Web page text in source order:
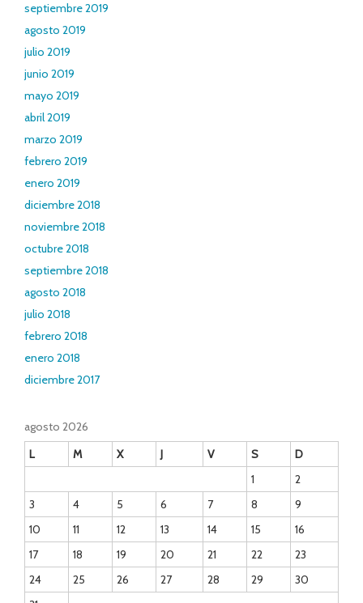
septiembre 2019
agosto 2019
julio 2019
junio 2019
mayo 2019
abril 2019
marzo 2019
febrero 2019
enero 2019
diciembre 2018
noviembre 2018
octubre 2018
septiembre 2018
agosto 2018
julio 2018
febrero 2018
enero 2018
diciembre 2017
agosto 2026
L
M X J V S
D
1
2
3
4 5 6 7 8
9
10
11 12 13 14 15
16
17
18 19 20 21 22
23
24
25 26 27 28 29
30